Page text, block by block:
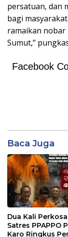
persatuan, dan
bagi
ramaikan nobar
Sumut,”
Facebook
Baca Juga
Dua Kali
Satres PPAPPO
Karo Ringkus